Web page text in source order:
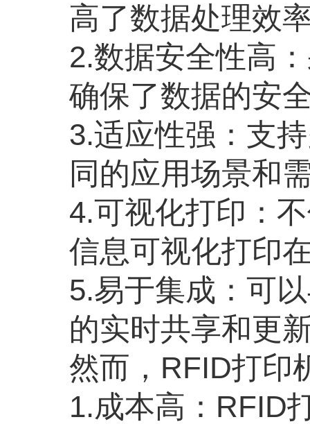
高了数据处理效
2.数据安全性高
确保了数据的安
3.适应性强：支
同的应用场景和
4.可视化打印：
信息可视化打印
5.易于集成：可
的实时共享和更
然而，RFID打印
1.成本高：RFID